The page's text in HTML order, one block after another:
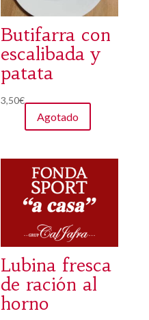
Butifarra con
escalibada y
patata
3,50€
Agotado
Lubina fresca
de ración al
horno